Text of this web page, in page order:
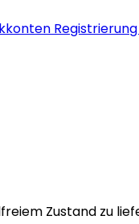
Zustand zu